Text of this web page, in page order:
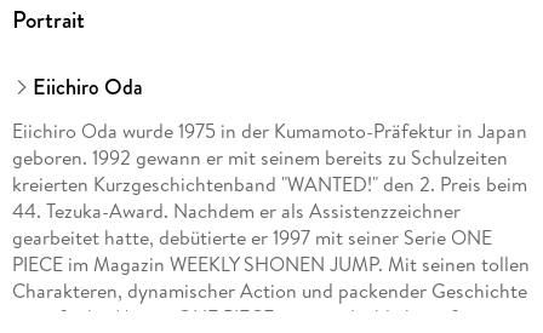
Portrait
Eiichiro Oda
Eiichiro Oda wurde 1975 in der Kumamoto-Präfektur in Japan
geboren. 1992 gewann er mit seinem bereits zu Schulzeiten
kreierten Kurzgeschichtenband "WANTED!" den 2. Preis beim
44. Tezuka-Award. Nachdem er als Assistenzzeichner
gearbeitet hatte, debütierte er 1997 mit seiner Serie ONE
PIECE im Magazin WEEKLY SHONEN JUMP. Mit seinen tollen
Charakteren, dynamischer Action und packender Geschichte
genießt der Manga ONE PIECE eine unglaublich große